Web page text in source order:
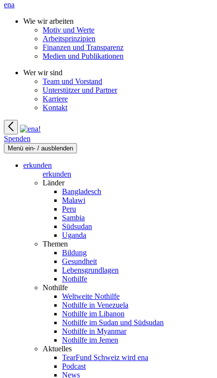
ena
Wie wir arbeiten
Motiv und Werte
Arbeitsprinzipien
Finanzen und Transparenz
Medien und Publikationen
Wer wir sind
Team und Vorstand
Unterstützer und Partner
Karriere
Kontakt
Spenden
Menü ein- / ausblenden
erkunden
erkunden
Länder
Bangladesch
Malawi
Peru
Sambia
Südsudan
Uganda
Themen
Bildung
Gesundheit
Lebensgrundlagen
Nothilfe
Nothilfe
Weltweite Nothilfe
Nothilfe in Venezuela
Nothilfe im Libanon
Nothilfe im Sudan und Südsudan
Nothilfe in Myanmar
Nothilfe im Jemen
Aktuelles
TearFund Schweiz wird ena
Podcast
News